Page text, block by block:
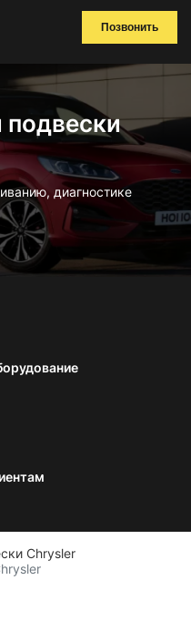
Позвонить
подвески
диагностике
Chrysler